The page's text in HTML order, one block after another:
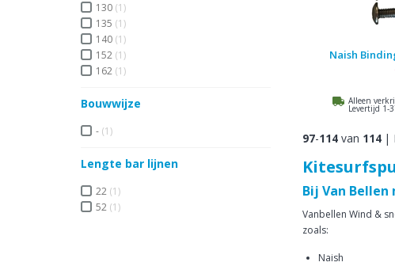
130 (1)
135 (1)
140 (1)
152 (1)
162 (1)
Bouwwijze
- (1)
Lengte bar lijnen
22 (1)
52 (1)
Naish
Alleen
Levertijd 1-
97-114 van 114 |
Bij Van
Vanbellen Wind &
zoals:
Naish